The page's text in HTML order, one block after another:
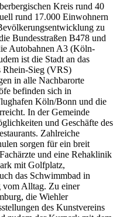
Kreis rund 40
rund 17.000 Einwohnern
zu
Bundesstraßen B478 und
Autobahnen A3 (Köln-
ist die Stadt an das
Rhein-Sieg (VRS)
in alle Nachbarorte
befinden sich in
Köln/Bonn und die
In der Gemeinde
und Geschäfte des
Zahlreiche
sorgen für ein breit
und eine Rehaklinik
mit Golfplatz,
das Schwimmbad in
Alltag. Zu einer
die Wiehler
des Kunstvereins